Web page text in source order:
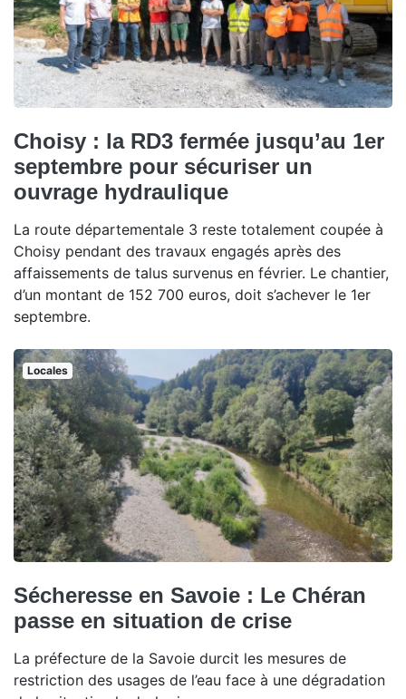
Choisy : la RD3 fermée jusqu’au 1er
septembre pour sécuriser un
ouvrage hydraulique
La route départementale 3 reste totalement coupée à
Choisy pendant des travaux engagés après des
affaissements de talus survenus en février. Le chantier,
d’un montant de 152 700 euros, doit s’achever le 1er
septembre.
Locales
Sécheresse en Savoie : Le Chéran
passe en situation de crise
La préfecture de la Savoie durcit les mesures de
restriction des usages de l’eau face à une dégradation